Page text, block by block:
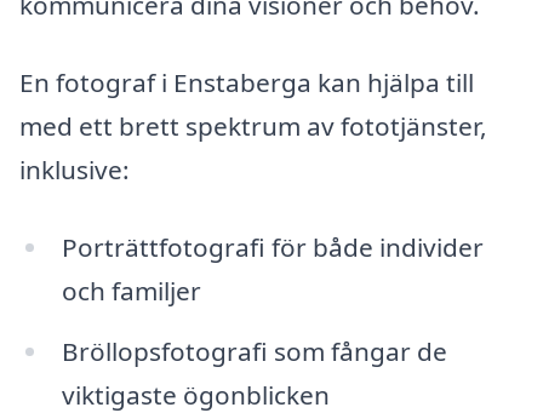
En fotograf i Enstaberga kan hjälpa till
med ett brett spektrum av fototjänster,
inklusive:
Porträttfotografi för både individer
och familjer
Bröllopsfotografi som fångar de
viktigaste ögonblicken